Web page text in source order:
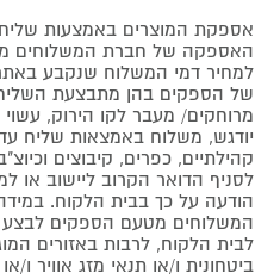
אספקת המוצרים באמצעות
האספקה של חברת המשלוחים
למחיר דמי המשלוח שנקבע
של הספקים בהן מתבצעת
מרוחקים/ מעבר לקו הירוק,
יודגש, משלוח באמצאות שליח
קהילתיים, כפרים, קיבוצים
לסניף הדואר הקרוב ליישוב או
הודעה על כך בבית הלקוח.
המשלוחים מטעם הספקים
לבית הלקוח, לרבות באזורים
ביטחונית ו/או תנאי מזג אוויר